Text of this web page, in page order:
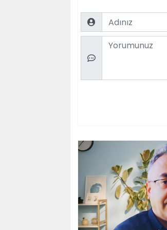
Name
Comment